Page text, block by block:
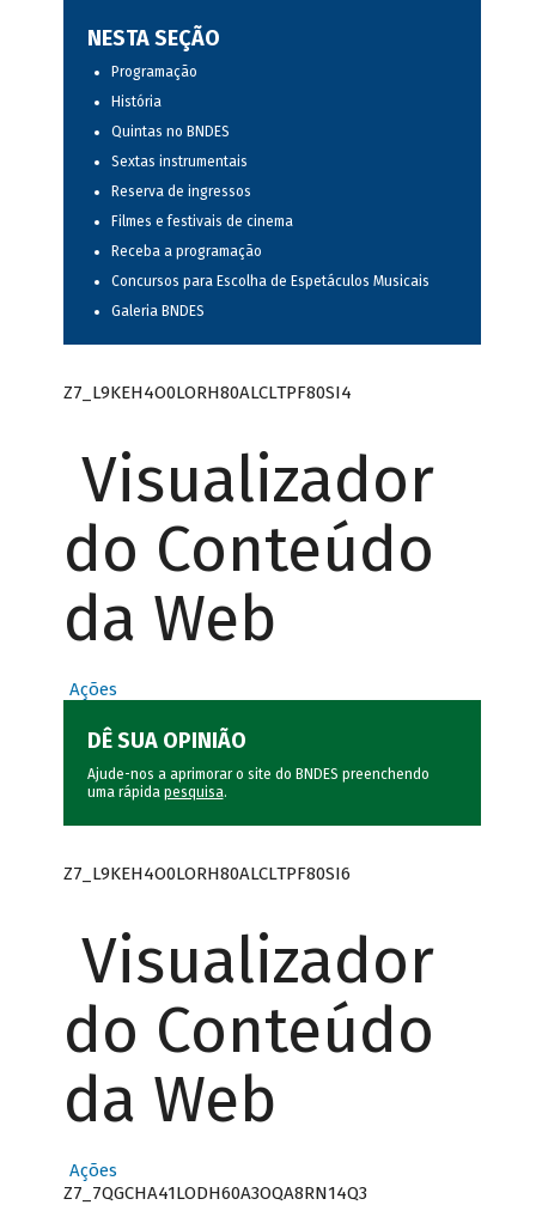
NESTA SEÇÃO
Programação
História
Quintas no BNDES
Sextas instrumentais
Reserva de ingressos
Filmes e festivais de cinema
Receba a programação
Concursos para Escolha de Espetáculos Musicais
Galeria BNDES
Z7_L9KEH4O0LORH80ALCLTPF80SI4
Visualizador
do Conteúdo
da Web
Ações
DÊ SUA OPINIÃO
Ajude-nos a aprimorar o site do BNDES preenchendo
uma rápida pesquisa.
Z7_L9KEH4O0LORH80ALCLTPF80SI6
Visualizador
do Conteúdo
da Web
Ações
Z7_7QGCHA41LODH60A3OQA8RN14Q3